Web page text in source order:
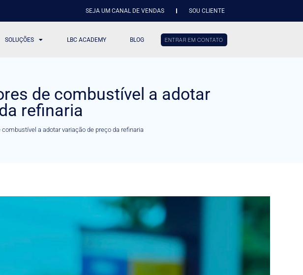
SEJA UM CANAL DE VENDAS SOU CLIENTE
SOLUÇÕES LBC ACADEMY BLOG ENTRAR EM CONTATO
de combustível a adotar
refinaria
a adotar variação de preço da refinaria